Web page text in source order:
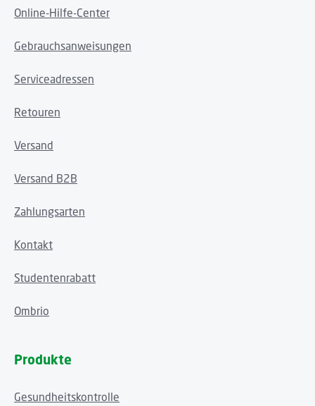
Online-Hilfe-Center
Gebrauchsanweisungen
Serviceadressen
Retouren
Versand
Versand B2B
Zahlungsarten
Kontakt
Studentenrabatt
Ombrio
Produkte
Gesundheitskontrolle